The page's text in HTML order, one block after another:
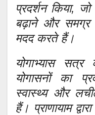
प्रदर्शन किया,
बढ़ाने और समग्र
मदद करते हैं।
योगाभ्यास
योगासनों का
स्वास्थ्य और
हैं। प्राणायाम